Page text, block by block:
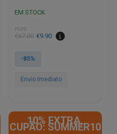
EM STOCK
PVPR
€67.00
O
original
€67.00.
€9.90
O
atual
€9.90.
-85%
Envio Imediato
10% EXTRA,
CUPÃO: SUMMER10